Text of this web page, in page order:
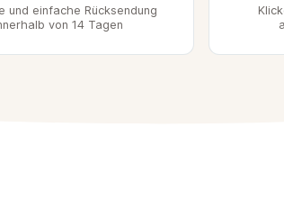
und einfache Rücksendung
von 14 Tagen